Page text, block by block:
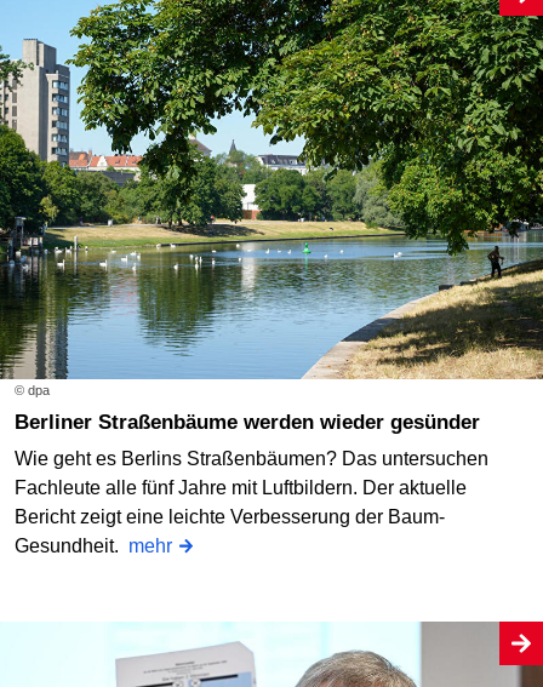
© dpa
Berliner Straßenbäume werden wieder gesünder
Wie geht es Berlins Straßenbäumen? Das untersuchen
Fachleute alle fünf Jahre mit Luftbildern. Der aktuelle
Bericht zeigt eine leichte Verbesserung der Baum-
Gesundheit. mehr